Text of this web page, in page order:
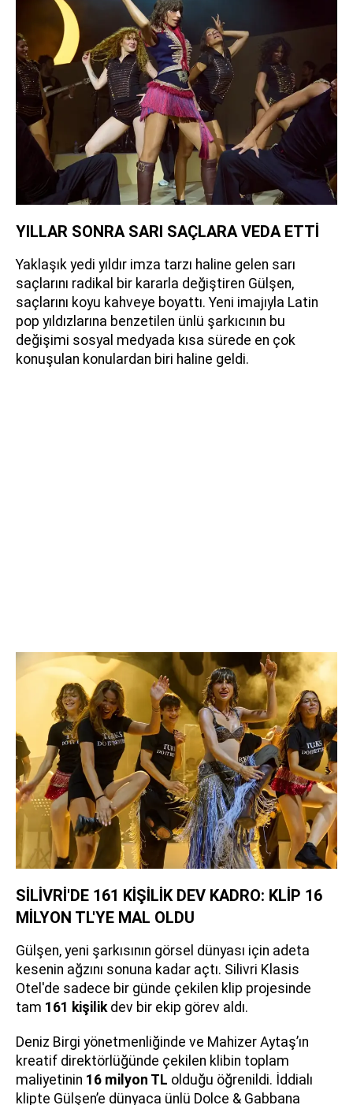
YILLAR SONRA SARI SAÇLARA VEDA ETTİ
Yaklaşık yedi yıldır imza tarzı haline gelen sarı
saçlarını radikal bir kararla değiştiren Gülşen,
saçlarını koyu kahveye boyattı. Yeni imajıyla Latin
pop yıldızlarına benzetilen ünlü şarkıcının bu
değişimi sosyal medyada kısa sürede en çok
konuşulan konulardan biri haline geldi.
SİLİVRİ'DE 161 KİŞİLİK DEV KADRO: KLİP 16
MİLYON TL'YE MAL OLDU
Gülşen, yeni şarkısının görsel dünyası için adeta
kesenin ağzını sonuna kadar açtı. Silivri Klasis
Otel'de sadece bir günde çekilen klip projesinde
tam 161 kişilikdev bir ekip görev aldı.
Deniz Birgi yönetmenliğinde ve Mahizer Aytaş’ın
kreatif direktörlüğünde çekilen klibin toplam
maliyetinin 16 milyon TL olduğu öğrenildi. İddialı
klipte Gülşen’e dünyaca ünlü Dolce & Gabbana